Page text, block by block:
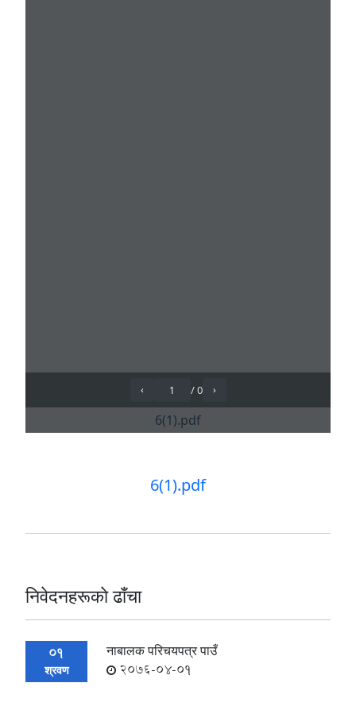
6(1).pdf
निवेदनहरूकाे ढाँचा
01
श्रवण
नाबालक परिचयपत्र पाउँ
2076-04-01